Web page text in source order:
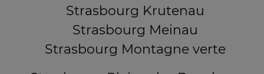
Strasbourg Krutenau
Strasbourg Meinau
Strasbourg Montagne verte